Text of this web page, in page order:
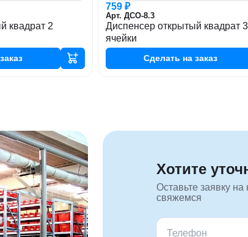
квадрат 2
759 ₽
Арт. ДСО-8.3
Диспенсер открытый квадрат 3
ячейки
Сделать на заказ
Хотите
Оставьте заявку
свяжемся